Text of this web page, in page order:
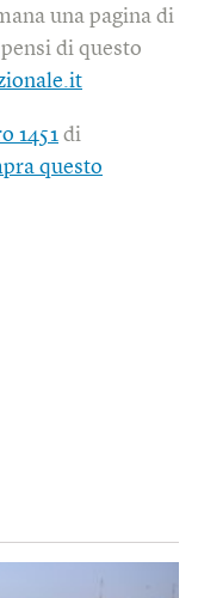
una pagina di
di questo
1451 di
questo